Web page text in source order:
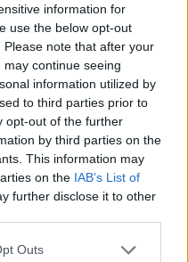
information for
use the below opt-out
note that after your
continue seeing
information utilized by
to third parties prior to
opt-out of the further
by third parties on the
This information may
on the IAB’s List of
further disclose it to other
Outs